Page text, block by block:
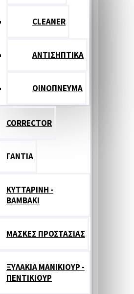
CLEANER
ΑΝΤΙΣΗΠΤΙΚΑ
ΟΙΝΟΠΝΕΥΜΑ
CORRECTOR
ΓΑΝΤΙΑ
ΚΥΤΤΑΡΙΝΗ -
ΒΑΜΒΑΚΙ
ΜΑΣΚΕΣ ΠΡΟΣΤΑΣΙΑΣ
ΞΥΛΑΚΙΑ ΜΑΝΙΚΙΟΥΡ -
ΠΕΝΤΙΚΙΟΥΡ